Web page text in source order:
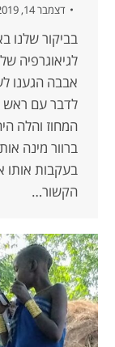
דצמבר 14, 2019
בביקור שלנו
לגיאוגרפיה
אבבה הגענו
לדבר עם ראש
המחוז והלה
ברוור מינה
בעקבות אותו
הקשור…